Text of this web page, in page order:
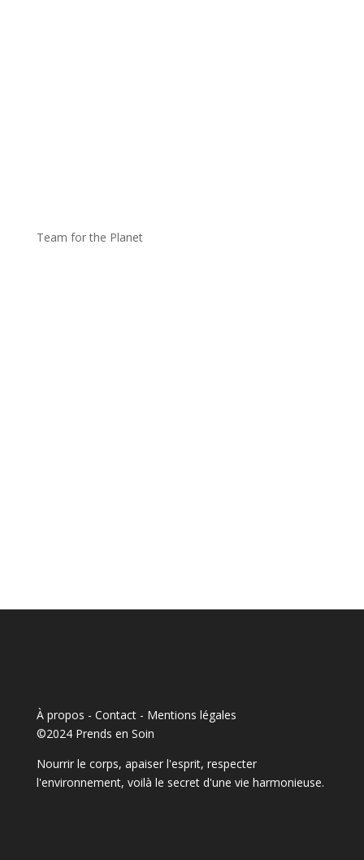
Team for the Planet
À propos - Contact- Mentions légales
©2024 Prends en Soin
Nourrir le corps, apaiser l'esprit, respecter
l'environnement, voilà le secret d'une vie harmonieuse.